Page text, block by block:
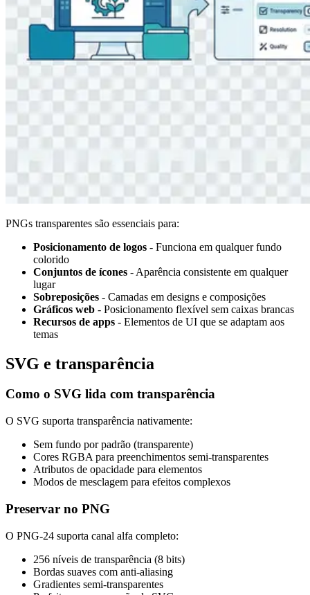
PNGs transparentes são essenciais para:
Posicionamento de logos - Funciona em qualquer fundo
colorido
Conjuntos de ícones - Aparência consistente em qualquer
lugar
Sobreposições - Camadas em designs e composições
Gráficos web - Posicionamento flexível sem caixas brancas
Recursos de apps - Elementos de UI que se adaptam aos
temas
SVG e transparência
Como o SVG lida com transparência
O SVG suporta transparência nativamente:
Sem fundo por padrão (transparente)
Cores RGBA para preenchimentos semi-transparentes
Atributos de opacidade para elementos
Modos de mesclagem para efeitos complexos
Preservar no PNG
O PNG-24 suporta canal alfa completo:
256 níveis de transparência (8 bits)
Bordas suaves com anti-aliasing
Gradientes semi-transparentes